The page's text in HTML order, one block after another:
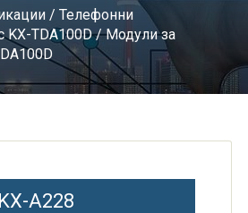
/ Телефонни
KX-TDA100D/ Модули за
A228